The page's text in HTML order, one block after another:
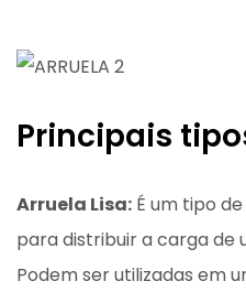
Principais
Arruela Lisa: É um tipo
para distribuir a carga de
Podem ser utilizadas em